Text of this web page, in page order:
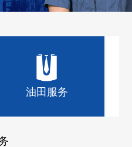
油田服务